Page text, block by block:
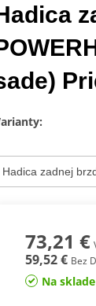
73,21 €
59,52 € Bez
Na sklade